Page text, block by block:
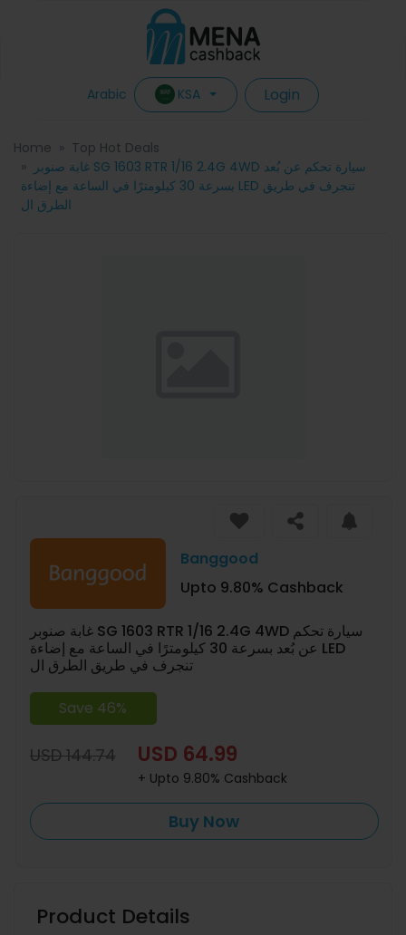
Arabic KSA Login
Home
Top Hot Deals
غابة صنوبر SG 1603 RTR 1/16 2.4G 4WD سيارة تحكم عن بُعد
بسرعة 30 كيلومترًا في الساعة مع إضاءة LED تنجرف في طريق
الطرق ال
Banggood
Upto 9.80% Cashback
غابة صنوبر SG 1603 RTR 1/16 2.4G 4WD سيارة تحكم
عن بُعد بسرعة 30 كيلومترًا في الساعة مع إضاءة LED
تنجرف في طريق الطرق ال
Save 46%
USD 144.74 USD 64.99
+ Upto 9.80% Cashback
Buy Now
Product Details